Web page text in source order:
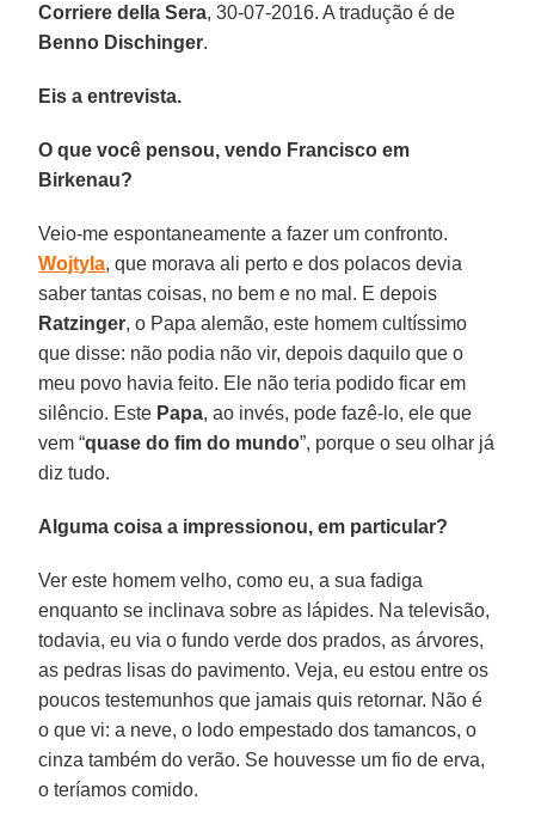
Corriere della Sera, 30-07-2016. A tradução é de
Benno Dischinger.
Eis a entrevista.
O que você pensou, vendo Francisco em
Birkenau?
Veio-me espontaneamente a fazer um confronto.
Wojtyla, que morava ali perto e dos polacos devia
saber tantas coisas, no bem e no mal. E depois
Ratzinger, o Papa alemão, este homem cultíssimo
que disse: não podia não vir, depois daquilo que o
meu povo havia feito. Ele não teria podido ficar em
silêncio. Este Papa, ao invés, pode fazê-lo, ele que
vem “quase do fim do mundo”, porque o seu olhar já
diz tudo.
Alguma coisa a impressionou, em particular?
Ver este homem velho, como eu, a sua fadiga
enquanto se inclinava sobre as lápides. Na televisão,
todavia, eu via o fundo verde dos prados, as árvores,
as pedras lisas do pavimento. Veja, eu estou entre os
poucos testemunhos que jamais quis retornar. Não é
o que vi: a neve, o lodo empestado dos tamancos, o
cinza também do verão. Se houvesse um fio de erva,
o teríamos comido.